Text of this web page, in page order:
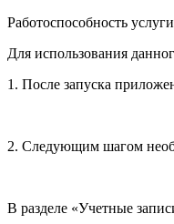
Работоспособность
Для использования
1. После запуска
2. Следующим шагом
В разделе «Учетные